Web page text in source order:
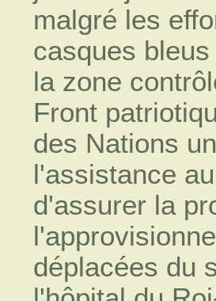
malgré les
casques
la zone
Front
des Nations
l'assistance
d'assurer la
déplacées du